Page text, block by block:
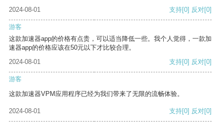
2024-08-01
支持[0] 反对[0]
游客
这款加速器app的价格有点贵，可以适当降低一些。我个人觉得，一款加
速器app的价格应该在50元以下才比较合理。
2024-08-01
支持[0] 反对[0]
游客
这款加速器VPM应用程序已经为我们带来了无限的流畅体验。
2024-08-01 支持[0] 反对[0]